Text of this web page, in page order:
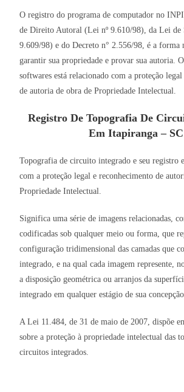
O registro do programa de computador no
de Direito Autoral (Lei nº 9.610/98), da Lei de
9.609/98) e do Decreto n° 2.556/98, é a forma
garantir sua propriedade e provar sua autoria.
softwares está relacionado com a proteção
de autoria de obra de Propriedade Intelectual.
Registro De Topografia De
Em Itapiranga – SC
Topografia de circuito integrado e seu registro
com a proteção legal e reconhecimento de
Propriedade Intelectual.
Significa uma série de imagens relacionadas,
codificadas sob qualquer meio ou forma, que
configuração tridimensional das camadas que
integrado, e na qual cada imagem represente,
a disposição geométrica ou arranjos da
integrado em qualquer estágio de sua
A Lei 11.484, de 31 de maio de 2007, dispõe
sobre a proteção à propriedade intelectual das
circuitos integrados.